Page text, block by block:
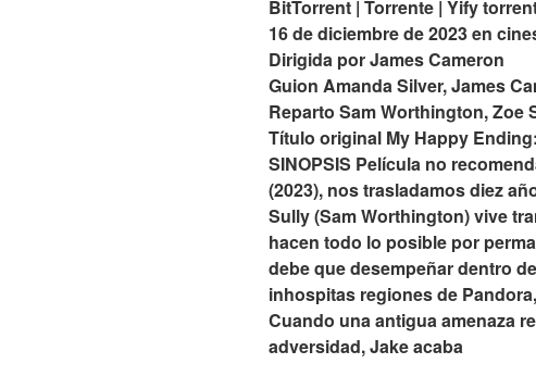
BitTorrent | Torrente | Yify
16 de diciembre de 2023 en
Dirigida por James Cameron
Guion Amanda Silver, James
Reparto Sam Worthington, Zoe
Título original My Happy
SINOPSIS Película no
(2023), nos trasladamos diez
Sully (Sam Worthington) vive
hacen todo lo posible por
debe que desempeñar dentro
inhospitas regiones de
Cuando una antigua amenaza
adversidad, Jake acaba